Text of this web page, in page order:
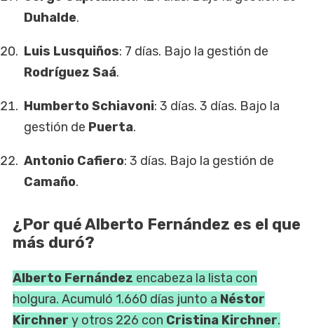
Duhalde.
Luis Lusquiños: 7 días. Bajo la gestión de
Rodríguez Saá.
Humberto Schiavoni: 3 días. 3 días. Bajo la
gestión de Puerta.
Antonio Cafiero: 3 días. Bajo la gestión de
Camaño.
¿Por qué Alberto Fernández es el que
más duró?
Alberto Fernández encabeza la lista con
holgura. Acumuló 1.660 días junto a Néstor
Kirchner y otros 226 con Cristina Kirchner.